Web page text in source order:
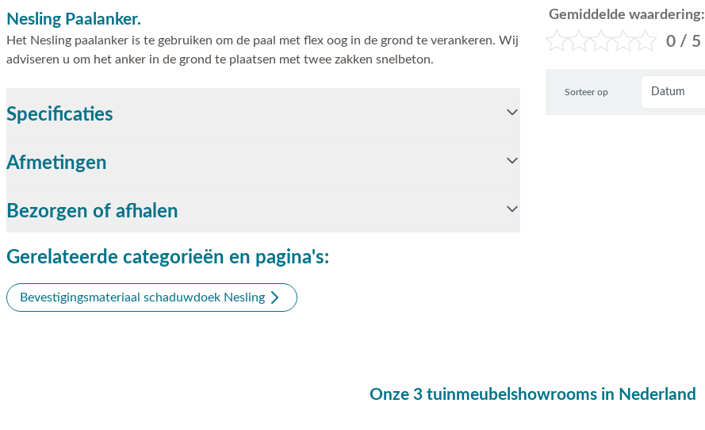
Nesling Paalanker.
Het Nesling paalanker is te gebruiken om de paal met flex oog in de grond te verankeren. Wij
adviseren u om het anker in de grond te plaatsen met twee zakken snelbeton.
Specificaties
Afmetingen
Bezorgen of afhalen
Gemiddelde waardering:
0 / 5
Sorteer op
Gerelateerde categorieën en pagina's:
Bevestigingsmateriaal schaduwdoek Nesling
Onze 3 tuinmeubelshowrooms in Nederland